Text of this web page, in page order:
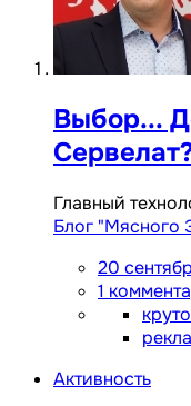
Выбор...
Главный
Блог "Мясного
20
1
круто
Активность